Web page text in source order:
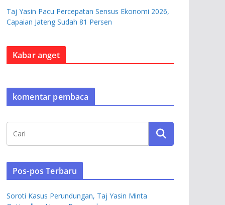
Taj Yasin Pacu Percepatan Sensus Ekonomi 2026,
Capaian Jateng Sudah 81 Persen
Kabar anget
komentar pembaca
Pos-pos Terbaru
Soroti Kasus Perundungan, Taj Yasin Minta